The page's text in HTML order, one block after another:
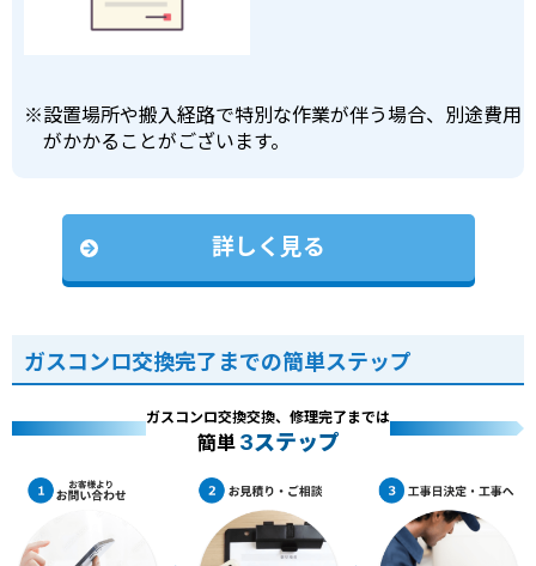
※設置場所や搬入経路で特別な作業が伴う場合、別途費用
がかかることがございます。
詳しく見る
ガスコンロ交換完了までの簡単ステップ
ガスコンロ交換交換、修理完了までは
簡単 3ステップ